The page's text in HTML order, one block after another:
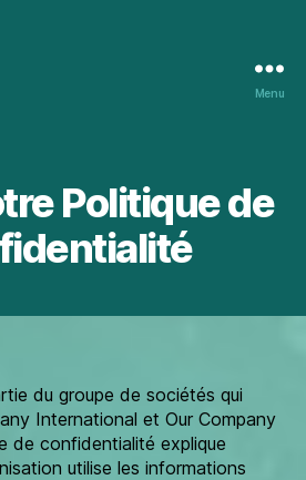
Menu
Politique de
du groupe de sociétés qui
International et Our Company
de confidentialité explique
utilise les informations